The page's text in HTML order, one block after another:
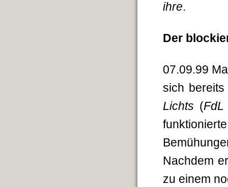
ihre.
Der
07.09.99
sich
Lichts (FdL
Nachdem
zu einem